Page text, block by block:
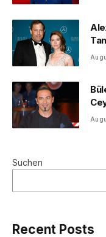
Suchen
Recent Posts